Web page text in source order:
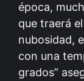
época,
que traerá
nubosidad,
con una
grados”